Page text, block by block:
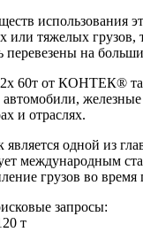
использования
или тяжелых
на
60т от КОНТЕК®
и отраслях.
является одной
международным
грузов во время
запросы:
т